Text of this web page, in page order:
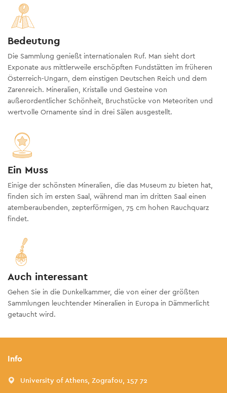
Bedeutung
Die Sammlung genießt internationalen Ruf. Man sieht dort
Exponate aus mittlerweile erschöpften Fundstätten im früheren
Österreich-Ungarn, dem einstigen Deutschen Reich und dem
Zarenreich. Mineralien, Kristalle und Gesteine von
außerordentlicher Schönheit, Bruchstücke von Meteoriten und
wertvolle Ornamente sind in drei Sälen ausgestellt.
Ein Muss
Einige der schönsten Mineralien, die das Museum zu bieten hat,
finden sich im ersten Saal, während man im dritten Saal einen
atemberaubenden, zepterförmigen, 75 cm hohen Rauchquarz
findet.
Auch interessant
Gehen Sie in die Dunkelkammer, die von einer der größten
Sammlungen leuchtender Mineralien in Europa in Dämmerlicht
getaucht wird.
Info
University of Athens, Zografou, 157 72